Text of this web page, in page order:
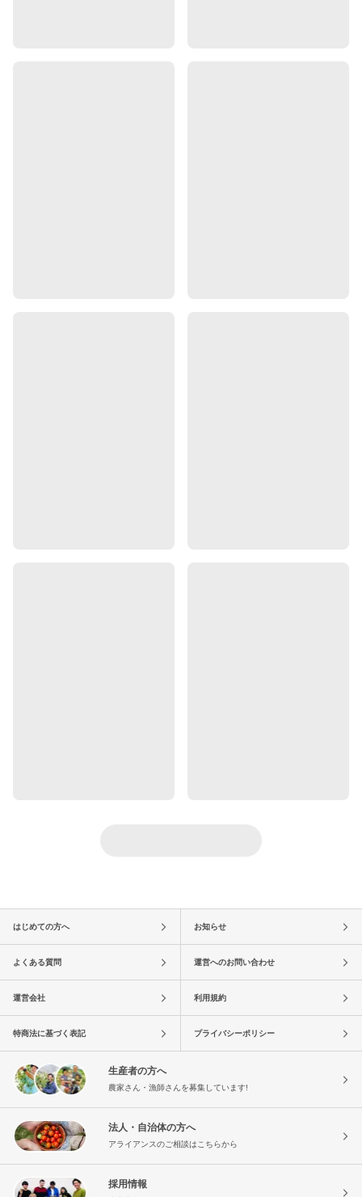
はじめての方へ お知らせ
よくある質問 運営へのお問い合わせ
運営会社 利用規約
特商法に基づく表記 プライバシーポリシー
生産者の方へ
農家さん・漁師さんを募集しています!
法人・自治体の方へ
アライアンスのご相談はこちらから
採用情報